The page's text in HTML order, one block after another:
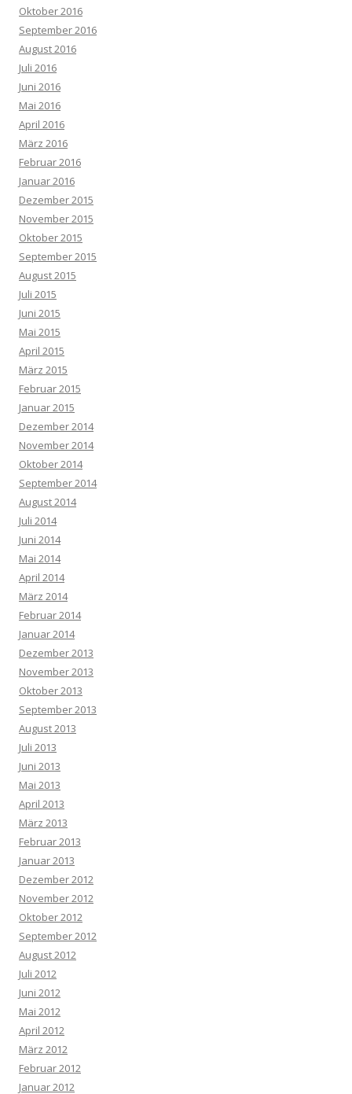
Oktober 2016
September 2016
August 2016
Juli 2016
Juni 2016
Mai 2016
April 2016
März 2016
Februar 2016
Januar 2016
Dezember 2015
November 2015
Oktober 2015
September 2015
August 2015
Juli 2015
Juni 2015
Mai 2015
April 2015
März 2015
Februar 2015
Januar 2015
Dezember 2014
November 2014
Oktober 2014
September 2014
August 2014
Juli 2014
Juni 2014
Mai 2014
April 2014
März 2014
Februar 2014
Januar 2014
Dezember 2013
November 2013
Oktober 2013
September 2013
August 2013
Juli 2013
Juni 2013
Mai 2013
April 2013
März 2013
Februar 2013
Januar 2013
Dezember 2012
November 2012
Oktober 2012
September 2012
August 2012
Juli 2012
Juni 2012
Mai 2012
April 2012
März 2012
Februar 2012
Januar 2012